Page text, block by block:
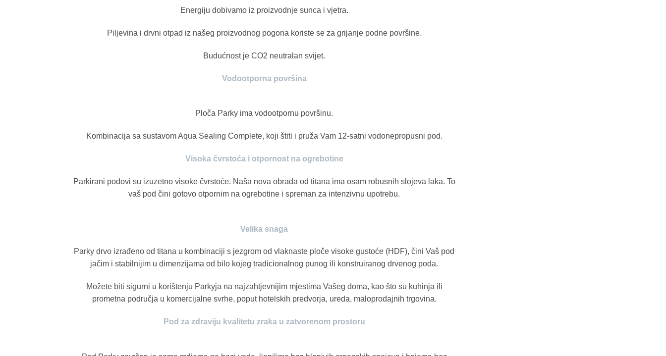
Energiju dobivamo iz proizvodnje sunca i vjetra.
Piljevina i drvni otpad iz našeg proizvodnog pogona koriste se za grijanje podne površine.
Budućnost je CO2 neutralan svijet.
Vodootporna površina
Ploča Parky ima vodootpornu površinu.
Kombinacija sa sustavom Aqua Sealing Complete, koji štiti i pruža Vam 12-satni vodonepropusni pod.
Visoka čvrstoća i otpornost na ogrebotine
Parkirani podovi su izuzetno visoke čvrstoće. Naša nova obrada od titana ima osam robusnih slojeva laka. To
vaš pod čini gotovo otpornim na ogrebotine i spreman za intenzivnu upotrebu.
Velika snaga
Parky drvo izrađeno od titana u kombinaciji s jezgrom od vlaknaste ploče visoke gustoće (HDF), čini Vaš pod
jačim i stabilnijim u dimenzijama od bilo kojeg tradicionalnog punog ili konstruiranog drvenog poda.
Možete biti sigurni u korištenju Parkyja na najzahtjevnijim mjestima Vašeg doma, kao što su kuhinja ili
prometna područja u komercijalne svrhe, poput hotelskih predvorja, ureda, maloprodajnih trgovina.
Pod za zdraviju kvalitetu zraka u zatvorenom prostoru